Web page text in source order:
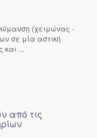
(χειμώνας -
σε μία αστική
και ...
από τις